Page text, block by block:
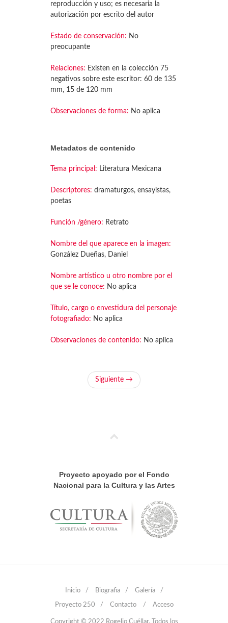
reproducción y uso; es necesaria la
autorización por escrito del autor
Estado de conservación: No
preocupante
Relaciones: Existen en la colección 75
negativos sobre este escritor: 60 de 135
mm, 15 de 120 mm
Observaciones de forma: No aplica
Metadatos de contenido
Tema principal: Literatura Mexicana
Descriptores: dramaturgos, ensayistas,
poetas
Función /género: Retrato
Nombre del que aparece en la imagen:
González Dueñas, Daniel
Nombre artístico u otro nombre por el
que se le conoce: No aplica
Título, cargo o envestidura del personaje
fotografiado: No aplica
Observaciones de contenido: No aplica
Siguiente →
Proyecto apoyado por el Fondo
Nacional para la Cultura y las Artes
Inicio / Biografia / Galería /
Proyecto 250 / Contacto / Acceso